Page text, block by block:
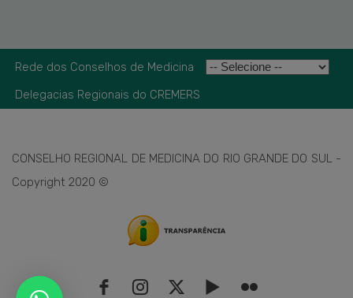
Rede dos Conselhos de Medicina
Delegacias Regionais do CREMERS
CONSELHO REGIONAL DE MEDICINA DO RIO GRANDE DO SUL -
Copyright 2020 ©